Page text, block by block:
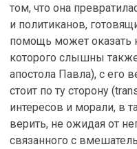
том, что она
и политиканов,
помощь может оказать
которого слышны
апостола Павла), с его
стоит по ту сторону
интересов и морали, в
верить, не ожидая от
связанного с